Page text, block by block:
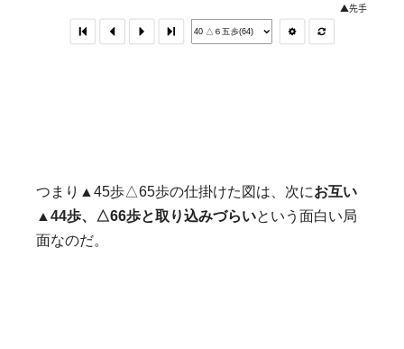
つまり▲45歩△65歩の仕掛けた図は、次にお互い
▲44歩、△66歩と取り込みづらいという面白い局
面なのだ。